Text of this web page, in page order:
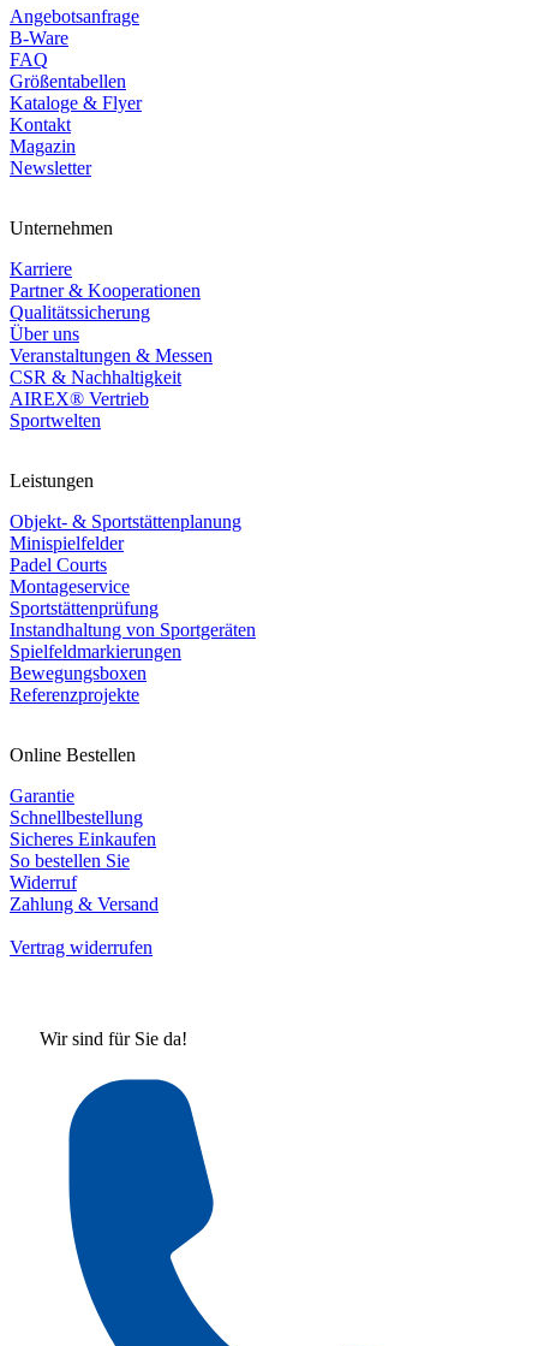
Angebotsanfrage
B-Ware
FAQ
Größentabellen
Kataloge & Flyer
Kontakt
Magazin
Newsletter
Unternehmen
Karriere
Partner & Kooperationen
Qualitätssicherung
Über uns
Veranstaltungen & Messen
CSR & Nachhaltigkeit
AIREX® Vertrieb
Sportwelten
Leistungen
Objekt- & Sportstättenplanung
Minispielfelder
Padel Courts
Montageservice
Sportstättenprüfung
Instandhaltung von Sportgeräten
Spielfeldmarkierungen
Bewegungsboxen
Referenzprojekte
Online Bestellen
Garantie
Schnellbestellung
Sicheres Einkaufen
So bestellen Sie
Widerruf
Zahlung & Versand
Vertrag widerrufen
Wir sind für Sie da!